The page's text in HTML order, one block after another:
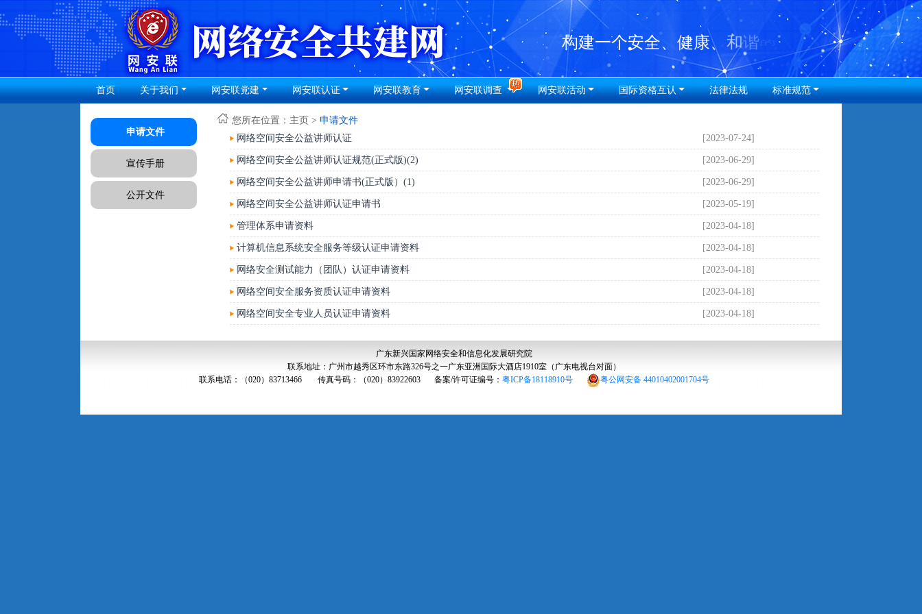
首页 关于我们 网安联党建 网安联认证 网安联教育 网安联调查 网安联活动 国际资格互认 法律法规 标准规范
申请文件
宣传手册
公开文件
您所在位置： 主页 > 申请文件
网络空间安全公益讲师认证
[2023-07-24]
网络空间安全公益讲师认证规范(正式版)(2) [2023-06-29]
网络空间安全公益讲师申请书(正式版）(1) [2023-06-29]
网络空间安全公益讲师认证申请书 [2023-05-19]
管理体系申请资料 [2023-04-18]
计算机信息系统安全服务等级认证申请资料 [2023-04-18]
网络安全测试能力（团队）认证申请资料 [2023-04-18]
网络空间安全服务资质认证申请资料 [2023-04-18]
网络空间安全专业人员认证申请资料 [2023-04-18]
广东新兴国家网络安全和信息化发展研究院
联系地址：广州市越秀区环市东路326号之一广东亚洲国际大酒店1910室（广东电视台对面）
联系电话：（020）83713466
传真号码：（020）83922603 备案/许可证编号： 粤ICP备18118910号 粤公网安备 44010402001704号